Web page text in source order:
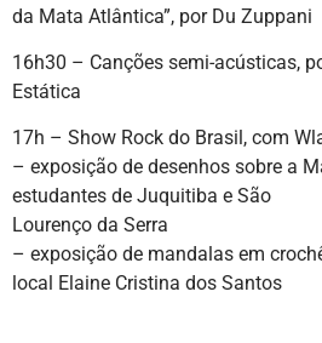
da Mata Atlântica”, por Du Zuppani
16h30 – Canções semi-acústicas,
Estática
17h – Show Rock do Brasil, com
– exposição de desenhos sobre a
estudantes de Juquitiba e São
Lourenço da Serra
– exposição de mandalas em
local Elaine Cristina dos Santos